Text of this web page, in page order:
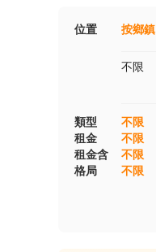
位置 按鄉鎮
不限
類型 不限
租金
不限
租金含
不限
格局
不限